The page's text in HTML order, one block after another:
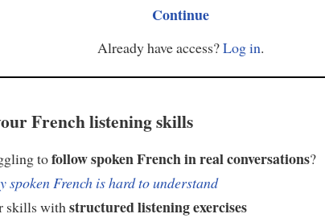
Continue
Already have access?Log in.
French listening skills
tofollow spoken French in real conversations?
spoken French is hard to understand
skills withstructured listening exercises